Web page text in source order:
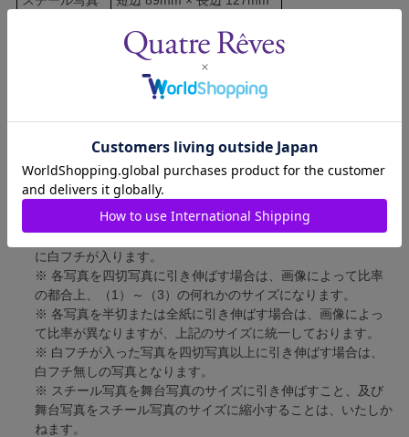
短辺 127mm × 長辺 178mm
短辺 217mm × 長辺 305mm
短辺 213mm × 長辺 305mm
短辺 305mm × 長辺 432mm
全紙写真
短辺 402mm × 長辺 559mm
写真のサイズにつきまして、下記の件も併せてご了承ください。
※ 宝塚大劇場および新人公演の舞台写真につきましては、4辺
に白フチが入ります。
※ 各写真を四切写真に引き伸ばす場合は、画像によって比率
の都合上、（1）～（3）の何れかのサイズになります。
※ 各写真を半切または全紙に引き伸ばす場合は、画像によっ
て比率が異なりますが、上記のサイズに統一しております。
※ 白フチが入った写真を四切写真以上に引き伸ばす場合は、
白フチ無しの写真となります。
※ スチール写真を舞台写真のサイズに引き伸ばすこと、及び
舞台写真をスチール写真のサイズに縮小することは、いたしか
ねます。